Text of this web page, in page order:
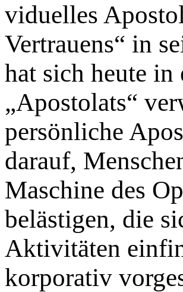
vi­duelles
Vertrauens“ in
hat sich heute
„Apostolats“
persönliche
darauf,
Maschine des
belästigen, die
Aktivitäten
korporativ